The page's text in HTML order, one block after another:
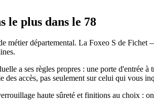
le plus dans le 78
métier départemental. La Foxeo S de
a ses règles propres : une porte d'entrée
accès, pas seulement sur celui qui vous
haute sûreté et finitions au choix :